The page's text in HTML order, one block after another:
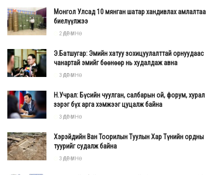
Монгол Улсад 10 мянган шатар хандивлах амлалтаа
биелүүлжээ
2 ӨДӨР ӨМНӨ
Э.Батшугар: Эмийн хатуу зохицуулалттай орнуудаас
чанартай эмийг бөөнөөр нь худалдаж авна
3 ӨДӨР ӨМНӨ
Н.Учрал: Бүсийн чуулган, салбарын ой, форум, хурал
зэрэг бүх арга хэмжээг цуцалж байна
3 ӨДӨР ӨМНӨ
Хэрэйдийн Ван Тоорилын Туулын Хар Түнийн ордны
туурийг судалж байна
3 ӨДӨР ӨМНӨ